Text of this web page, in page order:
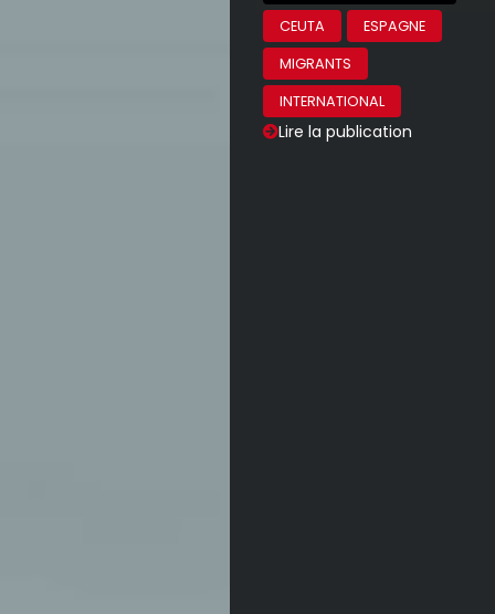
CEUTA
ESPAGNE
MIGRANTS
INTERNATIONAL
Lire la publication